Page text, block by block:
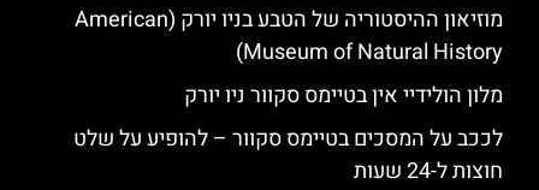
מוזיאון ההיסטוריה של הטבע בניו יורק (American
Museum of Natural History)
מלון הולידיי אין בטיימס סקוור ניו יורק
לככב על המסכים בטיימס סקוור – להופיע על שלט
חוצות ל-24 שעות